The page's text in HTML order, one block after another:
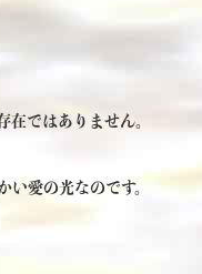
在ではありません。
愛の光なのです。